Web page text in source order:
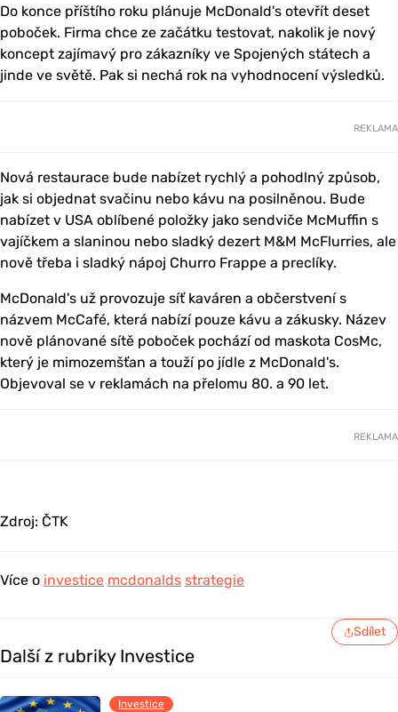
Do konce příštího roku plánuje McDonald's otevřít deset
poboček. Firma chce ze začátku testovat, nakolik je nový
koncept zajímavý pro zákazníky ve Spojených státech a
jinde ve světě. Pak si nechá rok na vyhodnocení výsledků.
REKLAMA
Nová restaurace bude nabízet rychlý a pohodlný způsob,
jak si objednat svačinu nebo kávu na posilněnou. Bude
nabízet v USA oblíbené položky jako sendviče McMuffin s
vajíčkem a slaninou nebo sladký dezert M&M McFlurries, ale
nově třeba i sladký nápoj Churro Frappe a preclíky.
McDonald's už provozuje síť kaváren a občerstvení s
názvem McCafé, která nabízí pouze kávu a zákusky. Název
nově plánované sítě poboček pochází od maskota CosMc,
který je mimozemšťan a touží po jídle z McDonald's.
Objevoval se v reklamách na přelomu 80. a 90 let.
REKLAMA
Zdroj: ČTK
Více o investice mcdonalds strategie
Sdílet
Další z rubriky Investice
Investice